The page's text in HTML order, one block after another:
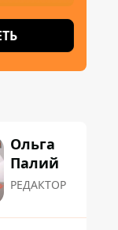
Ольга
Палий
РЕДАКТОР